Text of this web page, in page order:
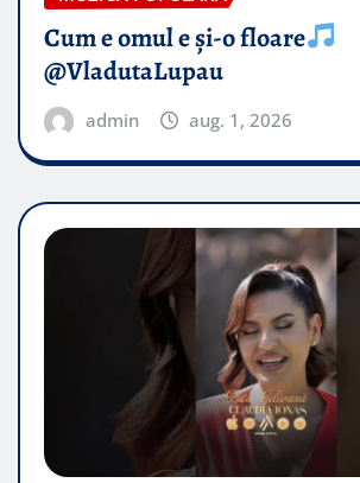
Cum e omul e și-o floare
@VladutaLupau
admin aug. 1, 2026